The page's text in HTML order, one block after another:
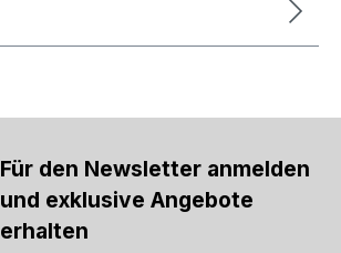
Für den Newsletter anmelden
und exklusive Angebote
erhalten